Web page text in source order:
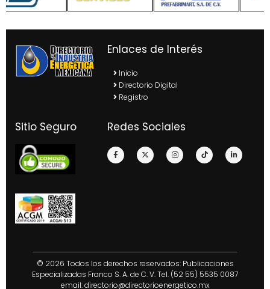
Enlaces de Interés
Inicio
Directorio Digital
Registro
Sitio Seguro Redes Sociales
© 2026 Todos los derechos reservados: Publicaciones
Especializadas Franco S. A. de C. V. Tel. (52 55) 5535 0087
email:directorio@directorioenergetico.mx